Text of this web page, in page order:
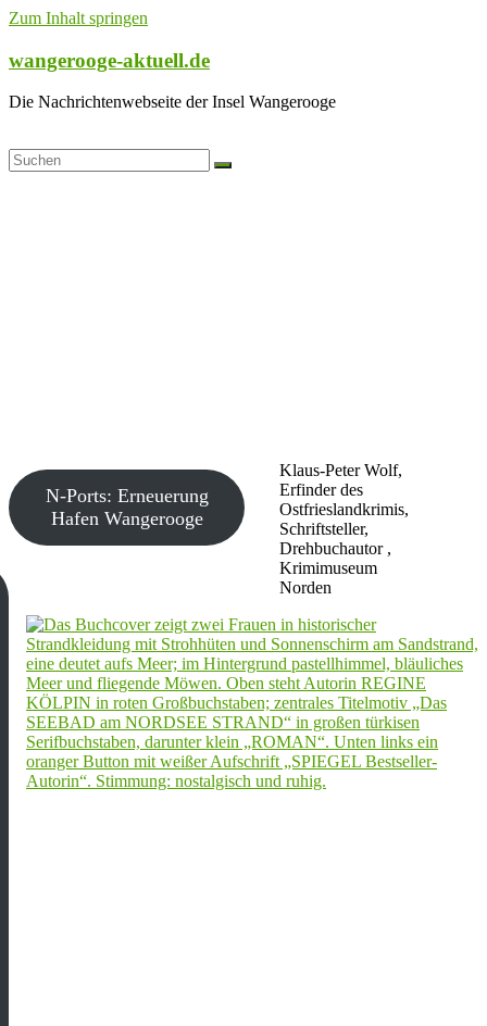
Zum Inhalt springen
wangerooge-aktuell.de
Die Nachrichtenwebseite der Insel Wangerooge
Klaus-Peter Wolf,
Erfinder des
Ostfrieslandkrimis,
Schriftsteller,
Drehbuchautor ,
Krimimuseum
Norden
N-Ports: Erneuerung
Hafen Wangerooge